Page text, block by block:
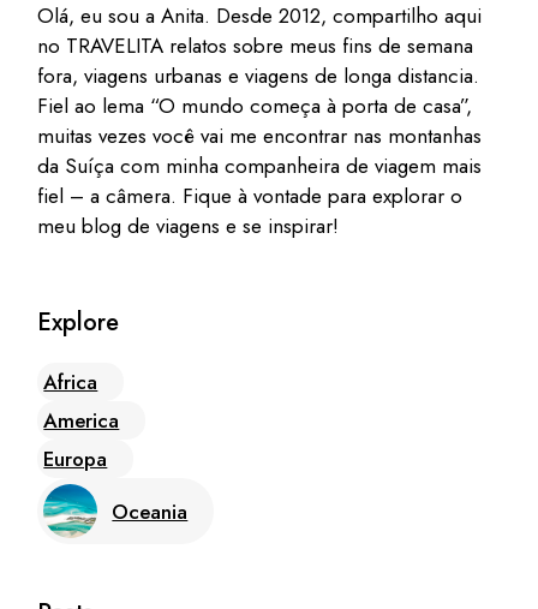
Olá, eu sou a Anita. Desde 2012, compartilho aqui
no TRAVELITA relatos sobre meus fins de semana
fora, viagens urbanas e viagens de longa distancia.
Fiel ao lema “O mundo começa à porta de casa”,
muitas vezes você vai me encontrar nas montanhas
da Suíça com minha companheira de viagem mais
fiel – a câmera. Fique à vontade para explorar o
meu blog de viagens e se inspirar!
Explore
Africa
America
Europa
Oceania